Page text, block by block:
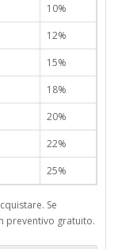
10%
12%
15%
18%
20%
22%
25%
Se
preventivo gratuito.